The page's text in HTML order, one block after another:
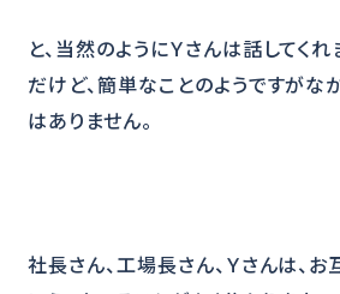
と、当然のようにＹさんは話してくれ
だけど、簡単なことのようですがな
はありません。
社長さん、工場長さん、Ｙさんは、